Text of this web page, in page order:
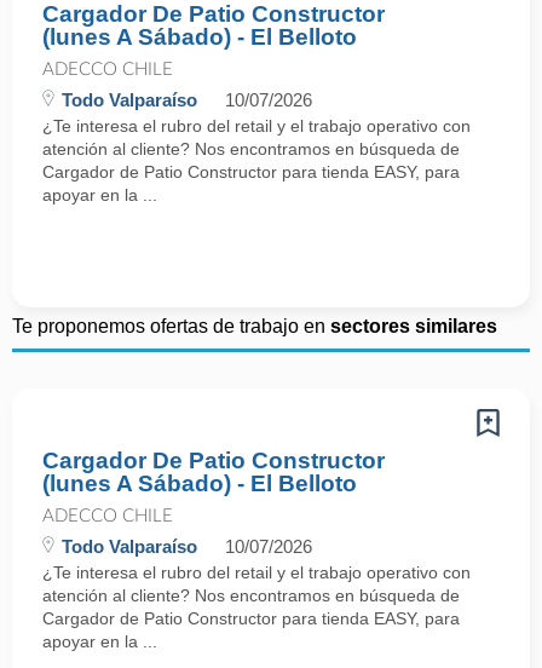
Cargador De Patio Constructor
(lunes A Sábado) - El Belloto
ADECCO CHILE
Todo Valparaíso 10/07/2026
¿Te interesa el rubro del retail y el trabajo operativo con
atención al cliente? Nos encontramos en búsqueda de
Cargador de Patio Constructor para tienda EASY, para
apoyar en la ...
Te proponemos ofertas de trabajo en sectores similares
Cargador De Patio Constructor
(lunes A Sábado) - El Belloto
ADECCO CHILE
Todo Valparaíso 10/07/2026
¿Te interesa el rubro del retail y el trabajo operativo con
atención al cliente? Nos encontramos en búsqueda de
Cargador de Patio Constructor para tienda EASY, para
apoyar en la ...